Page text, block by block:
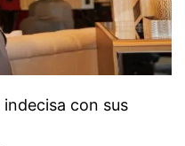
con sus